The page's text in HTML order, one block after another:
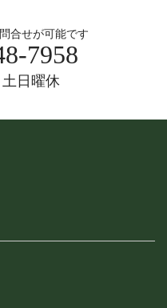
員登録が必要になりま
た個人情報
ネットサーバ上に登録さ
適切かつ確実に管理する
求められる場合を除き、
い範囲で集計する場合
合せが可能です
7958
日曜休